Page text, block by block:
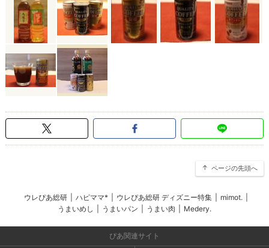
ページの先頭へ
ウレぴあ総研 ハピママ* ウレぴあ総研 ディズニー特集 mimot.
うまいめし
うまいパン うまい肉 Medery.
ぴあ関連サイト